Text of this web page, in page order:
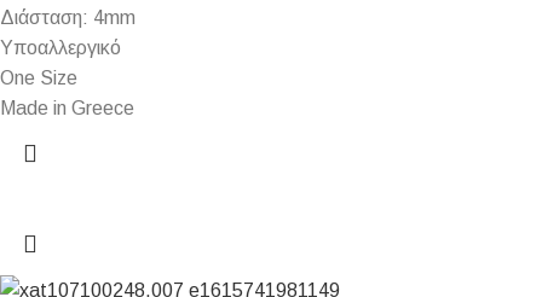
Διάσταση: 4mm
Υποαλλεργικό
One Size
Made in Greece